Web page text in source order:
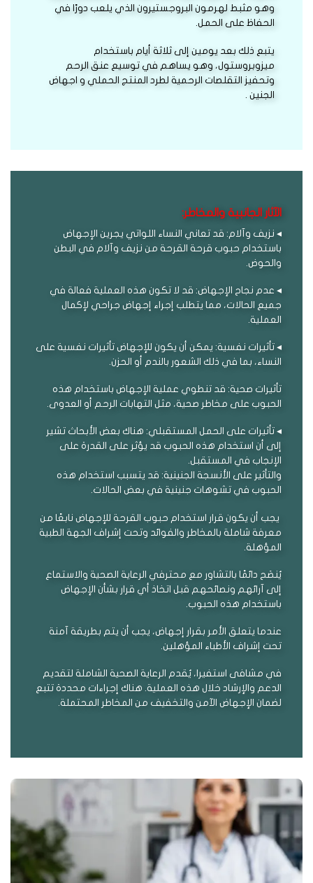
وهو مثبط لهرمون البروجستيرون الذي يلعب دورًا في
الحفاظ على الحمل.
يتبع ذلك بعد يومين إلى ثلاثة أيام باستخدام
ميزوبروستول، وهو يساهم في توسيع عنق الرحم
وتحفيز التقلصات الرحمية لطرد المنتج الحملي و اجهاض
الجنين .
الآثار الجانبية والمخاطر:
◂ نزيف وآلام: قد تعاني النساء اللواتي يجرين الإجهاض
باستخدام حبوب قرحة القرحة من نزيف وآلام في البطن
والحوض.
◂ عدم نجاح الإجهاض: قد لا تكون هذه العملية فعالة في
جميع الحالات، مما يتطلب إجراء إجهاض جراحي لإكمال
العملية.
◂ تأثيرات نفسية: يمكن أن يكون للإجهاض تأثيرات نفسية على
النساء، بما في ذلك الشعور بالندم أو الحزن.
تأثيرات صحية: قد تنطوي عملية الإجهاض باستخدام هذه
الحبوب على مخاطر صحية، مثل التهابات الرحم أو العدوى.
◂ تأثيرات على الحمل المستقبلي: هناك بعض الأبحاث تشير
إلى أن استخدام هذه الحبوب قد يؤثر على القدرة على
الإنجاب في المستقبل.
والتأثير على الأنسجة الجنينية: قد يتسبب استخدام هذه
الحبوب في تشوهات جنينية في بعض الحالات.
يجب أن يكون قرار استخدام حبوب القرحة للإجهاض نابعًا من
معرفة شاملة بالمخاطر والفوائد وتحت إشراف الجهة الطبية
المؤهلة.
يُنصَح دائمًا بالتشاور مع محترفي الرعاية الصحية والاستماع
إلى آرائهم ونصائحهم قبل اتخاذ أي قرار بشأن الإجهاض
باستخدام هذه الحبوب.
عندما يتعلق الأمر بقرار إجهاض، يجب أن يتم بطريقة آمنة
تحت إشراف الأطباء المؤهلين.
في مشافى استفيرا، يُقدم الرعاية الصحية الشاملة لتقديم
الدعم والإرشاد خلال هذه العملية. هناك إجراءات محددة تتبع
لضمان الإجهاض الآمن والتخفيف من المخاطر المحتملة.